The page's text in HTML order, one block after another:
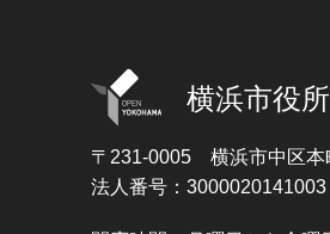
横浜市役所
〒231-0005 横浜市中区
法人番号：3000020141003